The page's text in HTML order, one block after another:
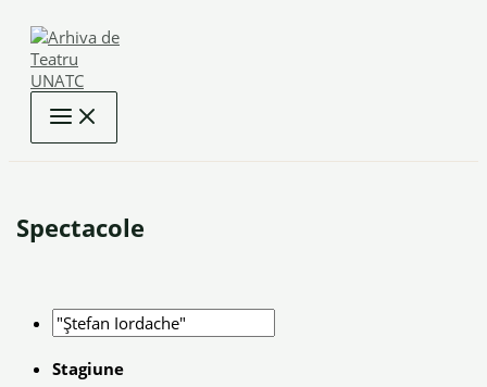
content
Spectacole
Stagiune